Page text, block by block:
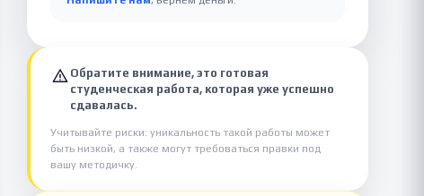
Обратите внимание, это готовая
студенческая работа, которая уже успешно
сдавалась.
Учитывайте риски: уникальность такой работы может
быть низкой, а также могут требоваться правки под
вашу методичку.